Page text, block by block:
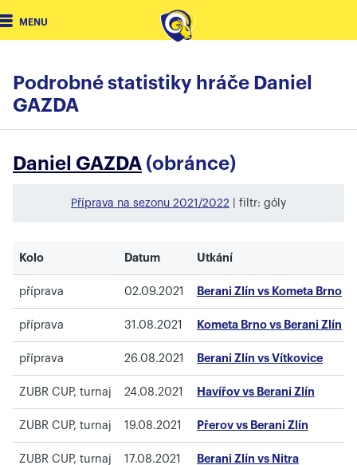
MENU
Podrobné statistiky hráče Daniel
GAZDA
Daniel GAZDA (obránce)
Příprava na sezonu 2021/2022 | filtr: góly
Kolo Datum Utkání
příprava 02.09.2021 Berani Zlín vs Kometa Brno
příprava 31.08.2021 Kometa Brno vs Berani Zlín
příprava 26.08.2021 Berani Zlín vs Vítkovice
ZUBR CUP, turnaj 24.08.2021 Havířov vs Berani Zlín
ZUBR CUP, turnaj 19.08.2021 Přerov vs Berani Zlín
ZUBR CUP, turnaj 17.08.2021 Berani Zlín vs Nitra